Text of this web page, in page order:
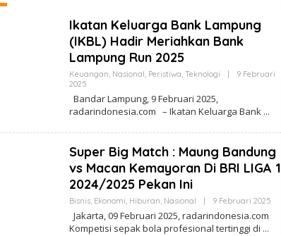
Ikatan Keluarga Bank Lampung
(IKBL) Hadir Meriahkan Bank
Lampung Run 2025
Keuangan, Nasional, Peristiwa, Teknologi
9 Februari
2025
E
H
E
A
K
S
I
Bandar Lampung, 9 Februari 2025,
radarindonesia.com – Ikatan Keluarga Bank
Super Big Match : Maung Bandung
vs Macan Kemayoran Di BRI LIGA 1
2024/2025 Pekan Ini
Bisnis, Ekonomi, Hiburan, Nasional 9 Februari 2025
Jakarta, 09 Februari 2025, radarindonesia.com
Kompetisi sepak bola profesional tertinggi di